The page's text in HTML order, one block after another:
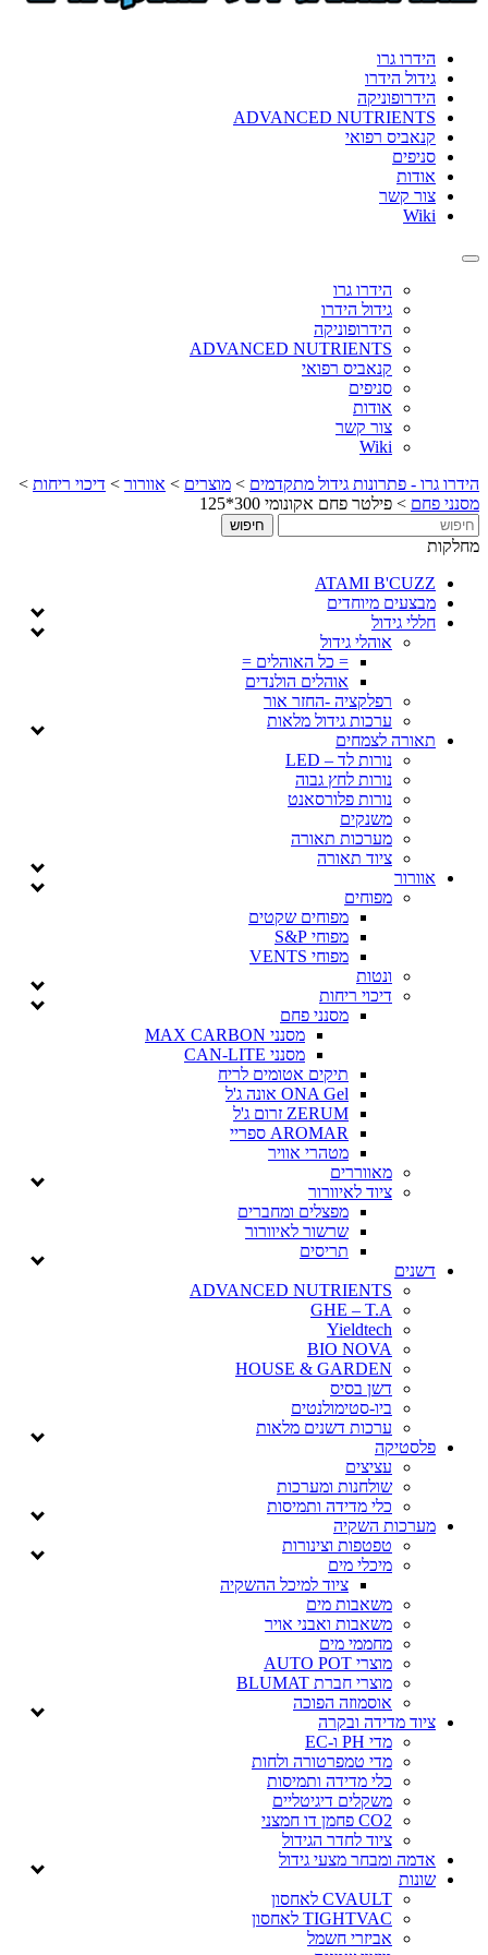
הידרו גרו
גידול הידרו
הידרופוניקה
ADVANCED NUTRIENTS
קנאביס רפואי
סניפים
אודות
צור קשר
Wiki
Toggle
הידרו גרו
גידול הידרו
הידרופוניקה
ADVANCED NUTRIENTS
קנאביס רפואי
סניפים
אודות
צור קשר
Wiki
הידרו גרו - פתרונות גידול מתקדמים > מוצרים > אוורור > דיכוי ריחות >
מסנני פחם > פילטר פחם אקונומי 300*125
מחלקות
ATAMI B'CUZZ
מבצעים מיוחדים
חללי גידול
אוהלי גידול
= כל האוהלים =
אוהלים הולנדים
רפלקציה -החזר אור
ערכות גידול מלאות
תאורה לצמחים
נורות לד – LED
נורות לחץ גבוה
נורות פלורסאנט
משנקים
מערכות תאורה
ציוד תאורה
אוורור
מפוחים
מפוחים שקטים
מפוחי S&P
מפוחי VENTS
ונטות
דיכוי ריחות
מסנני פחם
מסנני MAX CARBON
מסנני CAN-LITE
תיקים אטומים לריח
ONA Gel אונה ג'ל
ZERUM זרום ג'ל
AROMAR ספריי
מטהרי אוויר
מאווררים
ציוד לאיוורור
מפצלים ומחברים
שרשור לאיוורור
תריסים
דשנים
ADVANCED NUTRIENTS
GHE – T.A
Yieldtech
BIO NOVA
HOUSE & GARDEN
דשן בסיס
ביו-סטימולנטים
ערכות דשנים מלאות
פלסטיקה
עציצים
שולחנות ומערכות
כלי מדידה ותמיסות
מערכות השקיה
טפטפות וצינורות
מיכלי מים
ציוד למיכל ההשקיה
משאבות מים
משאבות ואבני אויר
מחממי מים
מוצרי AUTO POT
מוצרי חברת BLUMAT
אוסמוזה הפוכה
ציוד מדידה ובקרה
מדי PH ו-EC
מדי טמפרטורה ולחות
כלי מדידה ותמיסות
משקלים דיגיטליים
CO2 פחמן דו חמצני
ציוד לחדר הגידול
אדמה ומבחר מצעי גידול
שונות
CVAULT לאחסון
TIGHTVAC לאחסון
אביזרי חשמל
format_underlined הוסף קו תחתון לקישורים
את
כל